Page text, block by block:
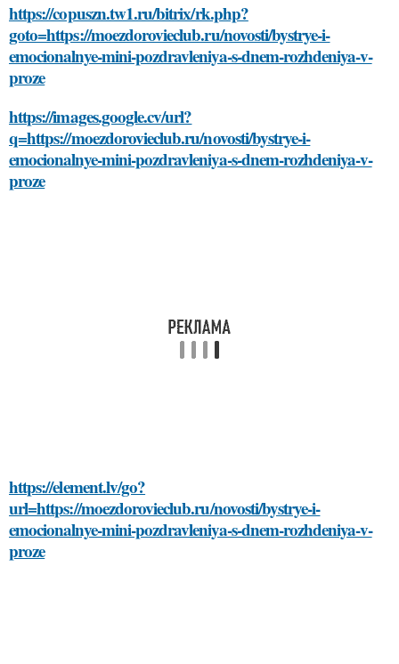
https://copuszn.tw1.ru/bitrix/rk.php?
goto=https://moezdorovieclub.ru/novosti/bystrye-i-
emocionalnye-mini-pozdravleniya-s-dnem-rozhdeniya-v-
proze
https://images.google.cv/url?
q=https://moezdorovieclub.ru/novosti/bystrye-i-
emocionalnye-mini-pozdravleniya-s-dnem-rozhdeniya-v-
proze
https://element.lv/go?
url=https://moezdorovieclub.ru/novosti/bystrye-i-
emocionalnye-mini-pozdravleniya-s-dnem-rozhdeniya-v-
proze